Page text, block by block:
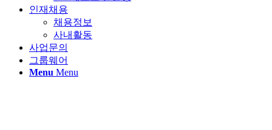
인재채용
채용정보
사내활동
사업문의
그룹웨어
Menu Menu